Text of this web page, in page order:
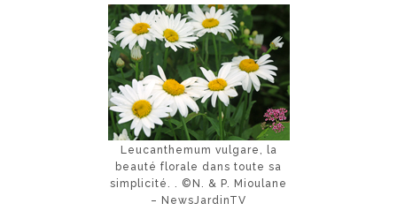
Leucanthemum vulgare, la
beauté florale dans toute sa
simplicité. . ©N. & P. Mioulane
– NewsJardinTV